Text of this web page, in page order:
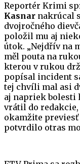
Reportér Krimi
Kasnar nakrúcal
dvojročného
položil mu aj
útok. „Nejdřív na
měl pouta na
kterou v rukou
popísal incident
tej chvíli mal asi
aj napriek bolesti
vrátil do
okamžite previesť
potvrdilo otras